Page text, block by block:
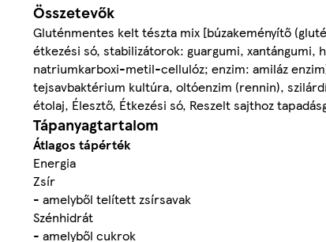
Összetevők
Gluténmentes kelt tészta mix [búzakeményítő
étkezési só, stabilizátorok: guargumi,
natriumkarboxi-metil-cellulóz; enzim: amiláz
tejsavbaktérium kultúra, oltóenzim (rennin),
étolaj, Élesztő, Étkezési só, Reszelt sajthoz
Tápanyagtartalom
Átlagos tápérték
Energia
Zsír
- amelyből telített zsírsavak
Szénhidrát
- amelyből cukrok